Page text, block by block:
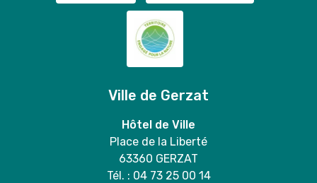
Ville de Gerzat
Hôtel de Ville
Place de la Liberté
63360 GERZAT
Tél. : 04 73 25 00 14